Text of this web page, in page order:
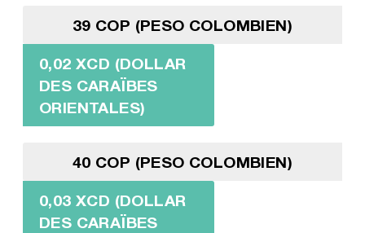
39 COP (PESO COLOMBIEN)
0,02 XCD (DOLLAR
DES CARAÏBES
ORIENTALES)
40 COP (PESO COLOMBIEN)
0,03 XCD (DOLLAR
DES CARAÏBES